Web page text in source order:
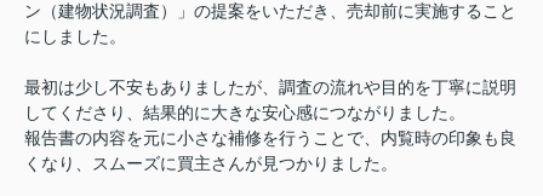
ン（建物状況調査）」の提案をいただき、売却前に実施すること
にしました。
最初は少し不安もありましたが、調査の流れや目的を丁寧に説明
してくださり、結果的に大きな安心感につながりました。
報告書の内容を元に小さな補修を行うことで、内覧時の印象も良
くなり、スムーズに買主さんが見つかりました。